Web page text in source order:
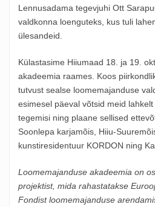
Lennusadama tegevjuhi Ott
valdkonna loenguteks, kus tuli
ülesandeid.
Külastasime Hiiumaad 18. ja 19.
akadeemia raames. Koos
tutvust sealse loomemajanduse
esimesel päeval võtsid meid
tegemisi ning plaane sellised
Soonlepa karjamõis, Hiiu-
kunstiresidentuur KORDON ning
Loomemajanduse akadeemia on
projektist, mida rahastatakse
Fondist loomemajanduse